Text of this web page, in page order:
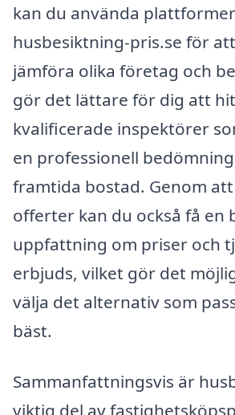
kan du använda
husbesiktning-pris.se för
jämföra olika företag och
gör det lättare för dig att
kvalificerade inspektörer
en professionell
framtida bostad. Genom
offerter kan du också få en
uppfattning om priser och
erbjuds, vilket gör det
välja det alternativ som
bäst.
Sammanfattningsvis är
viktig del av